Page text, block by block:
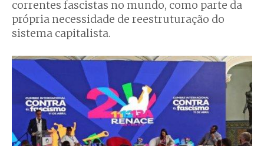
correntes fascistas no mundo, como parte da
própria necessidade de reestruturação do
sistema capitalista.